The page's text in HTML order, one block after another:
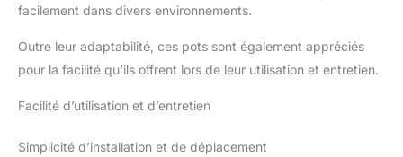
facilement dans divers environnements.
Outre leur adaptabilité, ces pots sont également appréciés
pour la facilité qu’ils offrent lors de leur utilisation et entretien.
Facilité d’utilisation et d’entretien
Simplicité d’installation et de déplacement